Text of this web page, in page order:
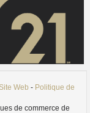
640px-
Web - Politique de
de commerce de